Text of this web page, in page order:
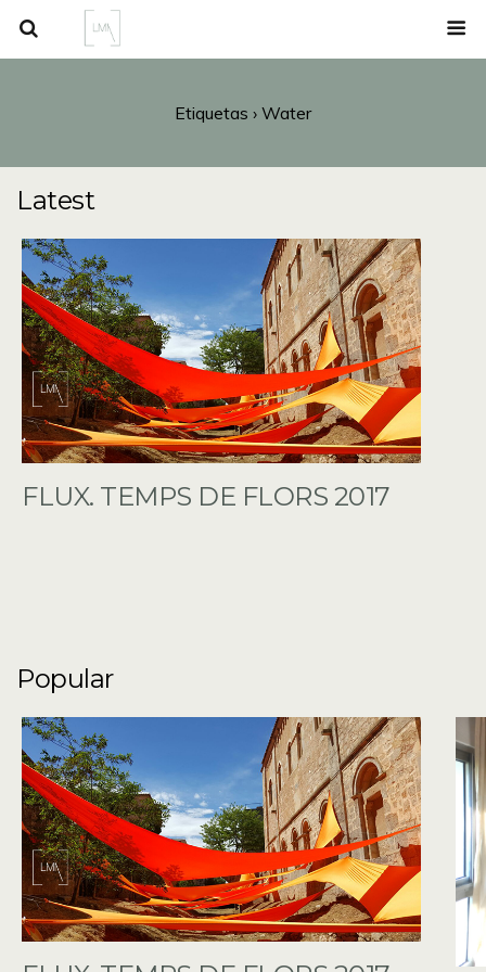
Etiquetas › Water
Latest
FLUX. TEMPS DE FLORS 2017
Popular